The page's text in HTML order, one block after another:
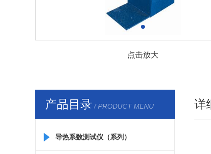
点击放大
产品目录 / PRODUCT MENU
导热系数测试仪（系列）
详